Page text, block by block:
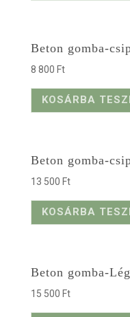
Beton gomba-
8 800 Ft
KOSÁRBA
Beton gomba-
13 500 Ft
KOSÁRBA
Beton gomba-
15 500 Ft